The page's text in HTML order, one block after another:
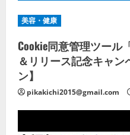
美容・健康
Cookie同意管理ツール
＆リリース記念キャ
ン】
pikakichi2015@gmail.com